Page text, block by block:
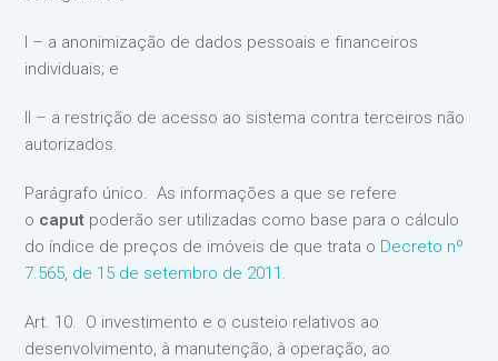
I – a anonimização de dados pessoais e financeiros
individuais; e
II – a restrição de acesso ao sistema contra terceiros não
autorizados.
Parágrafo único. As informações a que se refere
o caput poderão ser utilizadas como base para o cálculo
do índice de preços de imóveis de que trata o Decreto nº
7.565, de 15 de setembro de 2011.
Art. 10. O investimento e o custeio relativos ao
desenvolvimento, à manutenção, à operação, ao